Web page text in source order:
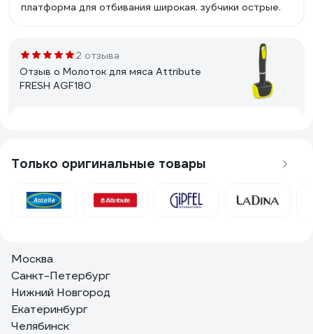
платформа для отбивания широкая. зубчики острые.
2 отзыва
Отзыв о Молоток для мяса Attribute
FRESH AGF180
17 отзывов
Отзыв о Regent inox Linea PRESTO 93-AC-
Пользователь
отличное приспособление
Только оригинальные товары
Москва
Санкт-Петербург
Нижний Новгород
Екатеринбург
Челябинск